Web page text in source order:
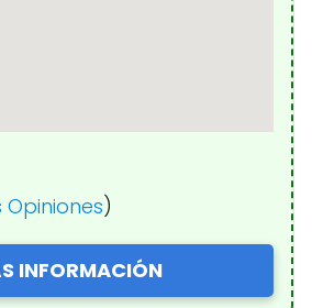
Opiniones)
INFORMACIÓN